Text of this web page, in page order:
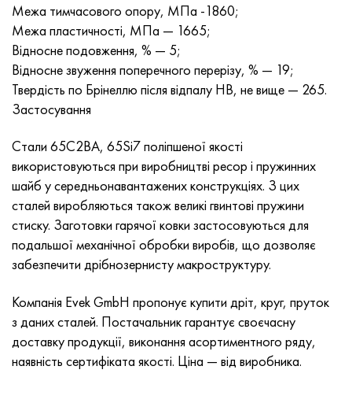
Межа тимчасового опору, МПа -1860;
Межа пластичності, МПа — 1665;
Відносне подовження, % — 5;
Відносне звуження поперечного перерізу, % — 19;
Твердість по Брінеллю після відпалу НВ, не вище — 265.
Застосування
Стали 65С2ВА, 65Si7 поліпшеної якості
використовуються при виробництві ресор і пружинних
шайб у середньонавантажених конструкціях. З цих
сталей виробляються також великі гвинтові пружини
стиску. Заготовки гарячої ковки застосовуються для
подальшої механічної обробки виробів, що дозволяє
забезпечити дрібнозернисту макроструктуру.
Компанія Evek GmbH пропонує купити дріт, круг, пруток
з даних сталей. Постачальник гарантує своєчасну
доставку продукції, виконання асортиментного ряду,
наявність сертифіката якості. Ціна — від виробника.
Нимоник 80а
Нимоник 90
Нимоник 263
Haynes 25
Хайнс 188
Haynes 230
Хастеллой b2
Хастеллой b3
Хастеллой c4
Хастеллой c22
термобіметалів
Труба прецизійна
Лист, круг, дріт Н65М
Лист, круг, дріт Н70МФВ
Сплав 926 - 1.4529
AM-350 - ams 5548
AM-355 - ams 5547
Сustom 450® - uns S45000
Greek Ascoloy 418
Труба корозійно-стійка
40Х9С2
45Х14Н14В2М
50Х14МФ
65Х13
90Х18МФ
95Х18
35hgsa, 35ХГСА
ас35г2, 36smnpb14, 1.0765
38х2н2ма, 34CrNiMo6, 40NiCrMo7
40хн2ма, 34CrNiMo4, 36hnm
38ХС, 37hs
38ХА, 37Cr4, aisi 5135
38ХН3МФА, 35nicrmov12-5
40Г, 40Mn4, aisi 1035
38ХМ, 42CrMo4, aisi 1.7225
40ХН, 36NiCr6, aisi 3135